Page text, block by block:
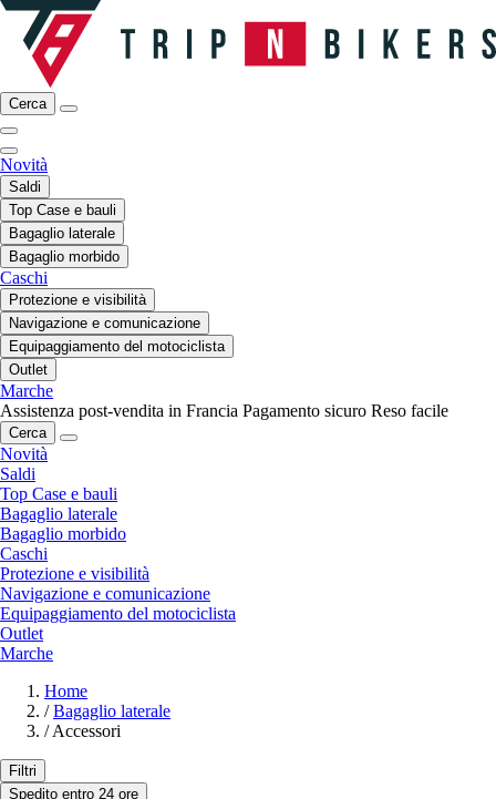
Cerca
Novità
Saldi
Top Case e bauli
Bagaglio laterale
Bagaglio morbido
Caschi
Protezione e visibilità
Navigazione e comunicazione
Equipaggiamento del motociclista
Outlet
Marche
Assistenza post-vendita in Francia Pagamento sicuro Reso facile
Cerca
Novità
Saldi
Top Case e bauli
Bagaglio laterale
Bagaglio morbido
Caschi
Protezione e visibilità
Navigazione e comunicazione
Equipaggiamento del motociclista
Outlet
Marche
Home
/ Bagaglio laterale
/ Accessori
Filtri
Spedito entro 24 ore